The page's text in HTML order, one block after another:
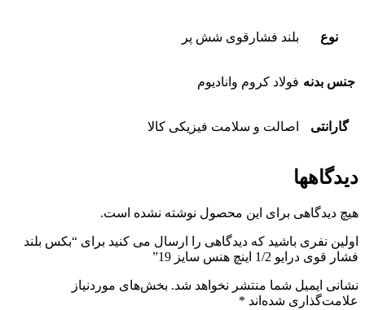
نوع بلند فشارقوی شش پر
جنس بدنه فولاد کروم وانادیوم
گارانتی اصالت و سلامت فیزیکی کالا
دیدگاهها
هیچ دیدگاهی برای این محصول نوشته نشده است.
اولین نفری باشید که دیدگاهی را ارسال می کنید برای “بکس بلند
فشار قوی درایو 1/2 اینچ هنس سایز 19”
نشانی ایمیل شما منتشر نخواهد شد. بخش‌های موردنیاز
علامت‌گذاری شده‌اند *